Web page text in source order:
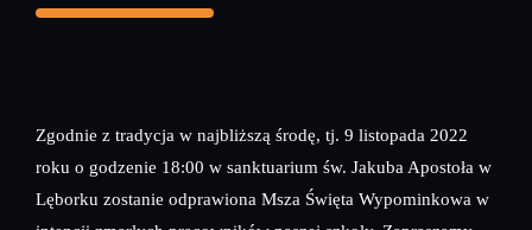
Zgodnie z tradycja w najbliższą środę, tj. 9 listopada 2022
roku o godzenie 18:00 w sanktuarium św. Jakuba Apostoła w
Lęborku zostanie odprawiona Msza Święta Wypominkowa w